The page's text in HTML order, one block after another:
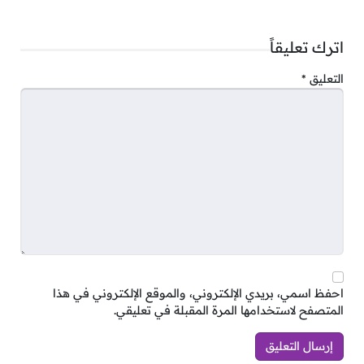
اترك تعليقاً
التعليق *
احفظ اسمي، بريدي الإلكتروني، والموقع الإلكتروني في هذا
المتصفح لاستخدامها المرة المقبلة في تعليقي.